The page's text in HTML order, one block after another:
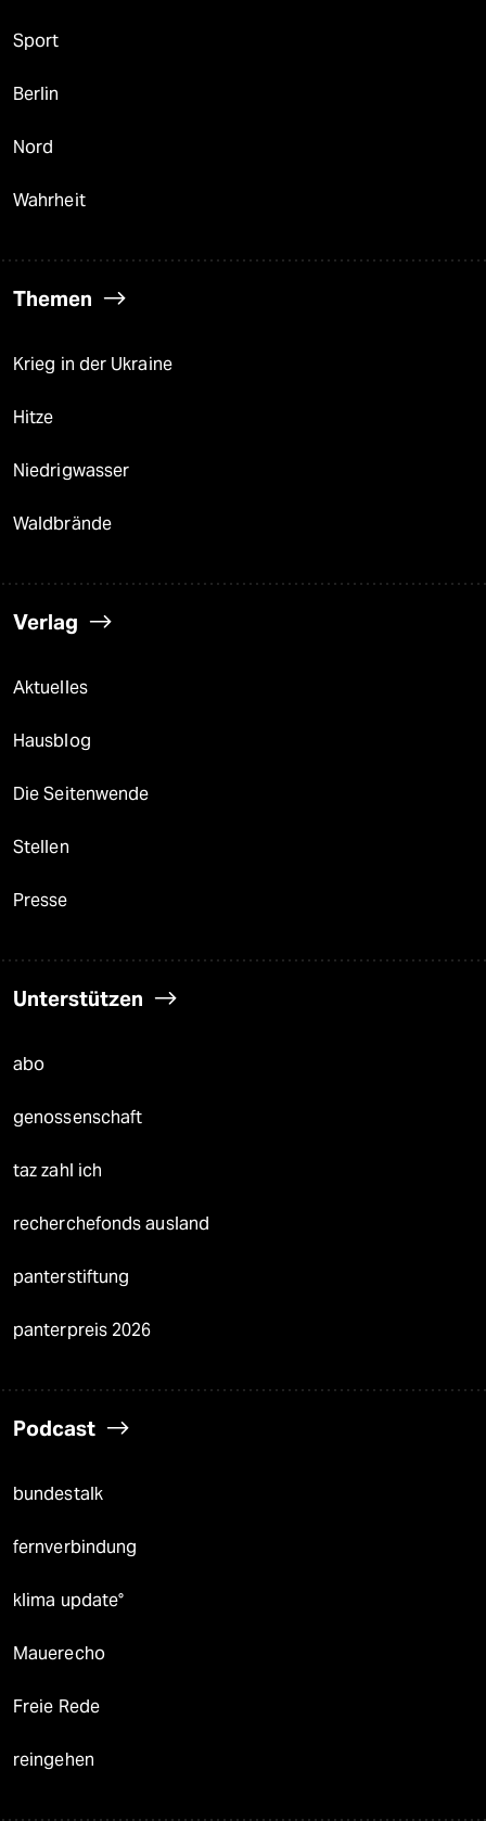
Sport
Berlin
Nord
Wahrheit
Themen
Krieg in der Ukraine
Hitze
Niedrigwasser
Waldbrände
Verlag
Aktuelles
Hausblog
Die Seitenwende
Stellen
Presse
Unterstützen
abo
genossenschaft
taz zahl ich
recherchefonds ausland
panterstiftung
panterpreis 2026
Podcast
bundestalk
fernverbindung
klima update°
Mauerecho
Freie Rede
reingehen